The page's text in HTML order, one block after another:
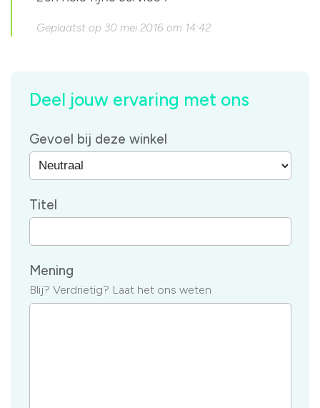
Geplaatst op 30 mei 2016 om 14:42
Deel jouw ervaring met ons
Gevoel bij deze winkel
Titel
Mening
Blij? Verdrietig? Laat het ons weten